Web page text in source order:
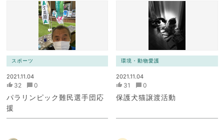
スポーツ
2021.11.04
32 0
パラリンピック難民選手団応
援
環境・動物愛護
2021.11.04
31 0
保護犬猫譲渡活動